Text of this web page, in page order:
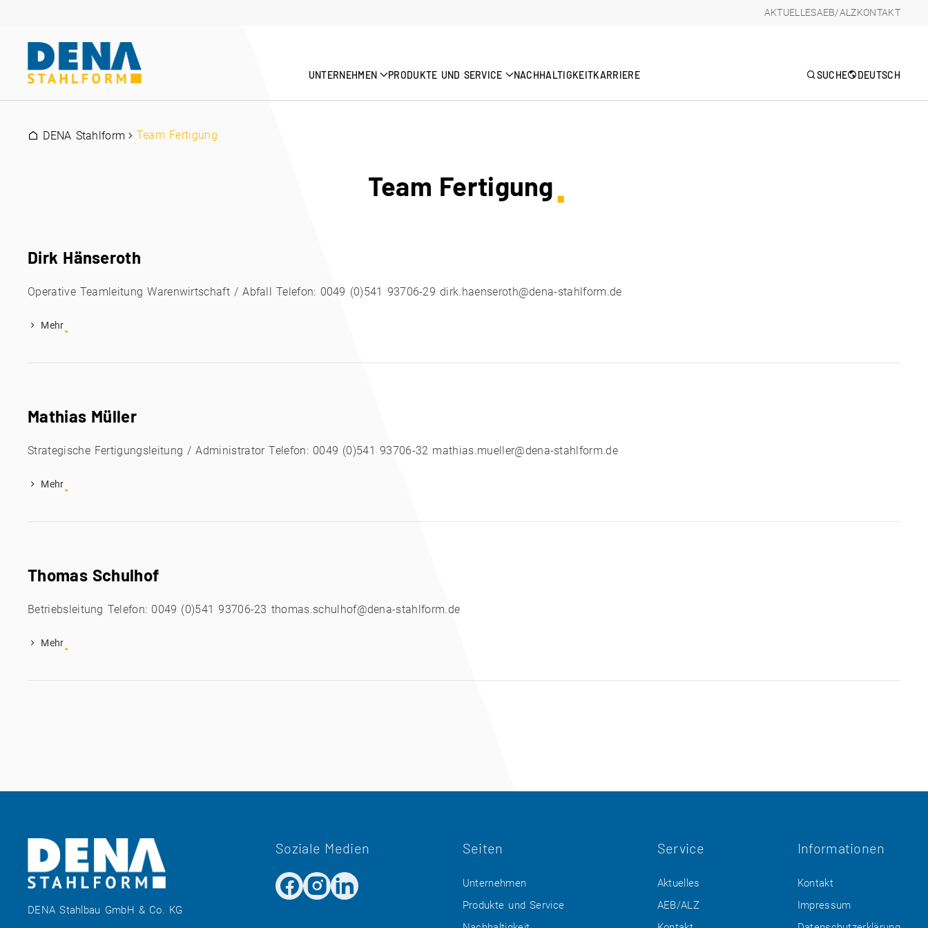
AKTUELLESAEB/ALZKONTAKT
UNTERNEHMEN PRODUKTE UND SERVICE NACHHALTIGKEITKARRIERE SUCHE DEUTSCH
DENA Stahlform Team Fertigung
Team Fertigung
Dirk Hänseroth
Operative Teamleitung Warenwirtschaft / Abfall Telefon: 0049 (0)541 93706-29 dirk.haenseroth@dena-stahlform.de
Mehr
Mathias Müller
Strategische Fertigungsleitung / Administrator Telefon: 0049 (0)541 93706-32 mathias.mueller@dena-stahlform.de
Mehr
Thomas Schulhof
Betriebsleitung Telefon: 0049 (0)541 93706-23 thomas.schulhof@dena-stahlform.de
Mehr
DENA Stahlbau GmbH & Co. KG
Soziale Medien Seiten
Unternehmen
Produkte und Service
Service
Aktuelles
AEB/ALZ
Informationen
Kontakt
Impressum